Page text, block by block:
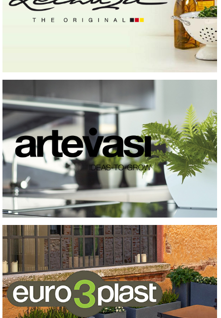
INFORMÁCIÓ
VÁSÁRLÁS
Tovább a termékekre
Tovább a termékekre
Tovább a termékekre